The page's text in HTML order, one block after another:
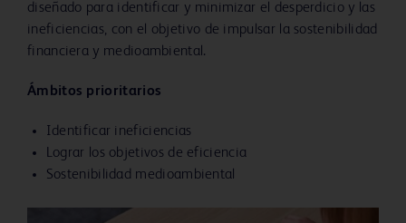
diseñado para identificar y minimizar el desperdicio y las
ineficiencias, con el objetivo de impulsar la sostenibilidad
financiera y medioambiental.
Ámbitos prioritarios
Identificar ineficiencias
Lograr los objetivos de eficiencia
Sostenibilidad medioambiental